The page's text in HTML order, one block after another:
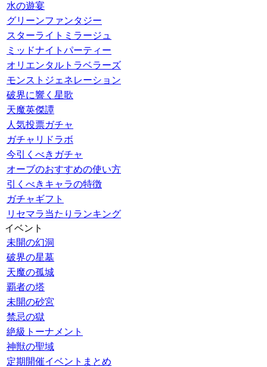
水の遊宴
グリーンファンタジー
スターライトミラージュ
ミッドナイトパーティー
オリエンタルトラベラーズ
モンストジェネレーション
破界に響く星歌
天魔英傑譚
人気投票ガチャ
ガチャリドラボ
今引くべきガチャ
オーブのおすすめの使い方
引くべきキャラの特徴
ガチャギフト
リセマラ当たりランキング
イベント
未開の幻洞
破界の星墓
天魔の孤城
覇者の塔
未開の砂宮
禁忌の獄
絶級トーナメント
神獣の聖域
定期開催イベントまとめ